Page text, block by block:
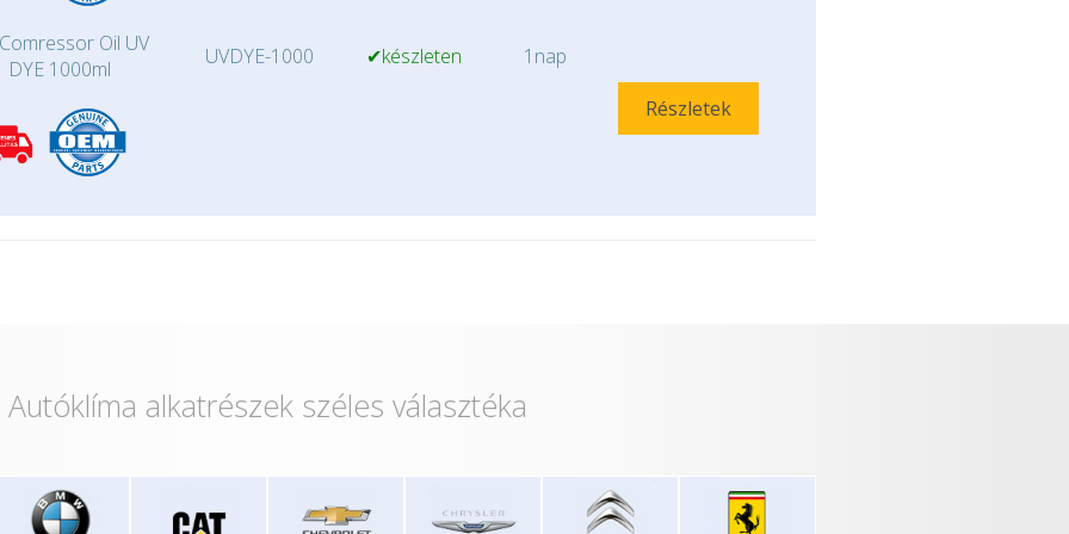
Oil UV
DYE 1000ml
UVDYE-1000 ✔készleten
1nap
Részletek
Autóklíma alkatrészek széles választéka